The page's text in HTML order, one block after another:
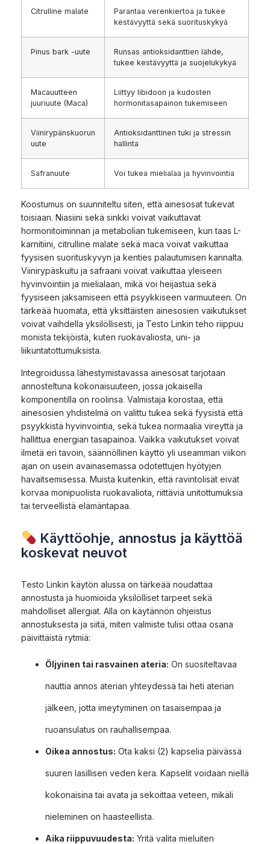
Citrulline malate
Parantaa verenkiertoa ja tukee
kestävyyttä sekä suorituskykyä
Pinus bark -uute
Runsas antioksidanttien lähde,
tukee kestävyyttä ja suojelukykyä
Macauutteen
juuriuute (Maca)
Liittyy libidoon ja kudosten
hormonitasapainon tukemiseen
Viinirypänskuorun
uute
Antioksidanttinen tuki ja stressin
hallinta
Safranuute Voi tukea mielialaa ja hyvinvointia
Koostumus on suunniteltu siten, että ainesosat tukevat
toisiaan. Niasiini sekä sinkki voivat vaikuttavat
hormonitoiminnan ja metabolian tukemiseen, kun taas L-
karnitiini, citrulline malate sekä maca voivat vaikuttaa
fyysisen suorituskyvyn ja kenties palautumisen kannalta.
Viinirypäskuitu ja safraani voivat vaikuttaa yleiseen
hyvinvointiin ja mielialaan, mikä voi heijastua sekä
fyysiseen jaksamiseen että psyykkiseen varmuuteen. On
tärkeää huomata, että yksittäisten ainesosien vaikutukset
voivat vaihdella yksilöllisesti, ja Testo Linkin teho riippuu
monista tekijöistä, kuten ruokavaliosta, uni- ja
liikuntatottumuksista.
Integroidussa lähestymistavassa ainesosat tarjotaan
annosteltuna kokonaisuuteen, jossa jokaisella
komponentilla on roolinsa. Valmistaja korostaa, että
ainesosien yhdistelmä on valittu tukea sekä fyysistä että
psyykkistä hyvinvointia, sekä tukea normaalia vireyttä ja
hallittua energian tasapainoa. Vaikka vaikutukset voivat
ilmetä eri tavoin, säännöllinen käyttö yli useamman viikon
ajan on usein avainasemassa odotettujen hyötyjen
havaitsemisessa. Muista kuitenkin, että ravintolisät eivät
korvaa monipuolista ruokavaliota, riittäviä unitottumuksia
tai terveellistä elämäntapaa.
Käyttöohje, annostus ja käyttöä
koskevat neuvot
Testo Linkin käytön alussa on tärkeää noudattaa
annostusta ja huomioida yksilölliset tarpeet sekä
mahdolliset allergiat. Alla on käytännön ohjeistus
annostuksesta ja siitä, miten valmiste tulisi ottaa osana
päivittäistä rytmiä:
Öljyinen tai rasvainen ateria: On suositeltavaa
nauttia annos aterian yhteydessä tai heti aterian
jälkeen, jotta imeytyminen on tasaisempaa ja
ruoansulatus on rauhallisempaa.
Oikea annostus: Ota kaksi (2) kapselia päivässä
suuren lasillisen veden kera. Kapselit voidaan niellä
kokonaisina tai avata ja sekoittaa veteen, mikäli
nieleminen on haasteellista.
Aika riippuvuudesta: Yritä valita mieluiten